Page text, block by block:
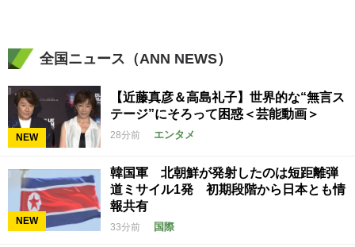
全国ニュース（ANN NEWS）
NEW
【近藤真彦＆高島礼子】世界的な“無言ス
テージ”にそろって困惑＜芸能動画＞
28分前 エンタメ
NEW
韓国軍 北朝鮮が発射したのは短距離弾
道ミサイル1発 初期段階から日本とも情
報共有
33分前 国際